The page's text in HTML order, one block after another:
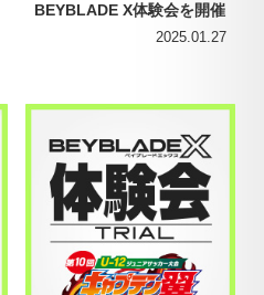
BEYBLADE X体験会を開催
2025.01.27